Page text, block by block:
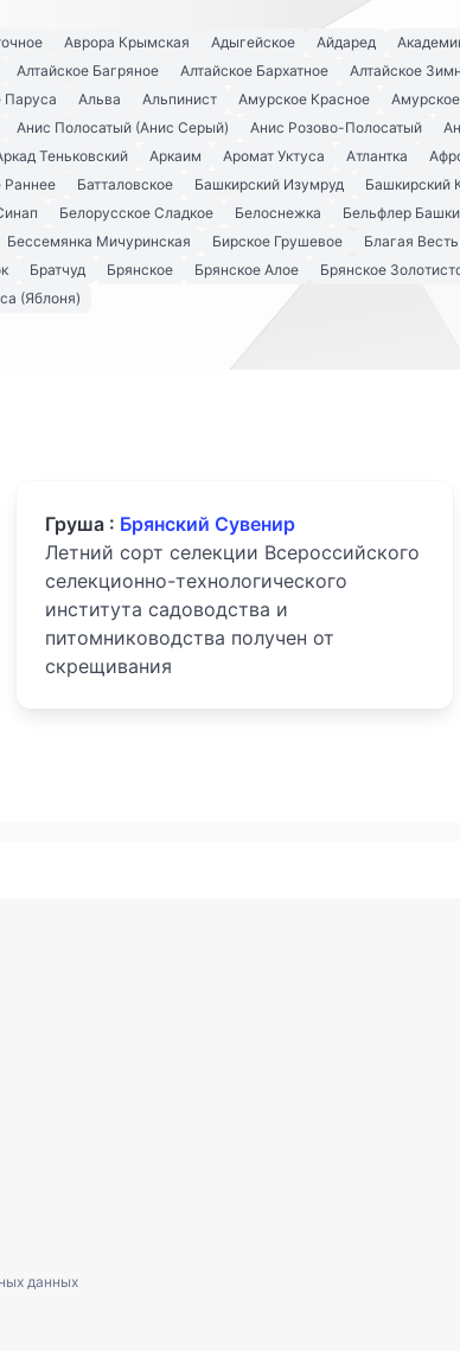
Аврора Крымская Адыгейское Айдаред
Алтайское Багряное Алтайское Бархатное Алтайское
Паруса Альва Альпинист Амурское Красное
Анис Полосатый (Анис Серый) Анис Розово-Полосатый
Теньковский Аркаим Аромат Уктуса Атлантка
Раннее Батталовское Башкирский Изумруд Башкирский
Белорусское Сладкое Белоснежка Бельфлер
Бессемянка Мичуринская Бирское Грушевое Благая Весть
Братчуд Брянское Брянское Алое Брянское
(Яблоня)
Груша : Брянский Сувенир
Летний сорт селекции Всероссийского
селекционно-технологического
института садоводства и
питомниководства получен от
скрещивания
данных